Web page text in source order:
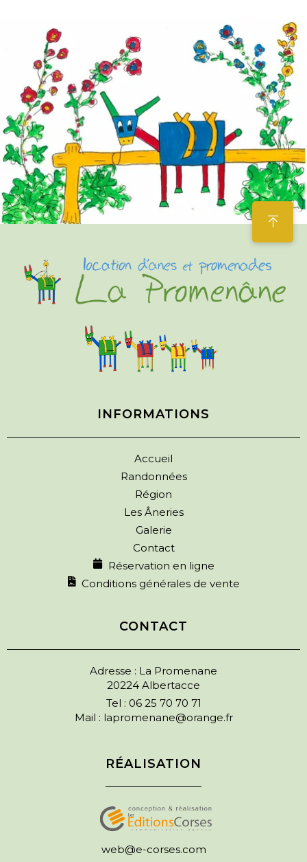
INFORMATIONS
Accueil
Randonnées
Région
Les Âneries
Galerie
Contact
Réservation en ligne
Conditions générales de vente
CONTACT
Adresse : La Promenane
20224 Albertacce
Tel : 06 25 70 70 71
Mail : lapromenane@orange.fr
RÉALISATION
web@e-corses.com